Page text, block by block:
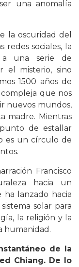
una anomalía
la oscuridad del
redes sociales, la
a una serie de
el misterio, sino
1500 años de
que nos
nuevos mundos,
madre. Mientras
de estallar
es un círculo de
Francisco
hacia un
lanzado hacia
solar para
la religión y la
humanidad.
de la
Chiang. De lo